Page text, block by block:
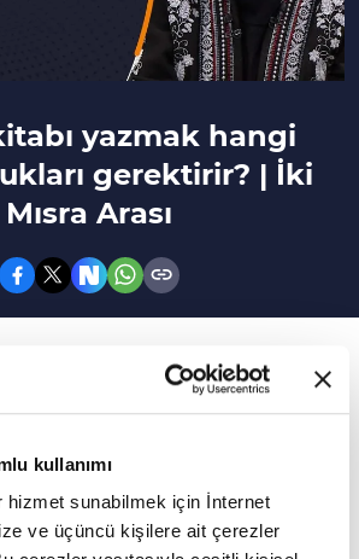
kullanımı
hizmet sunabilmek için İnternet
ve üçüncü kişilere ait çerezler
yazmak hangi
gerektirir? | İki
Mısra Arası
bu hafta Yazar Figen Yaman
nasıl yakalayabilir?
hangi sorumlulukları